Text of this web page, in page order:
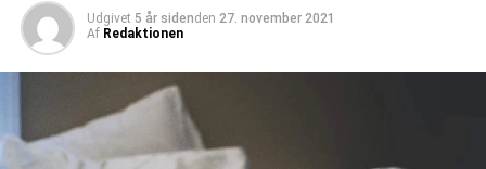
Udgivet 5 år sidenden 27. november 2021
Af Redaktionen